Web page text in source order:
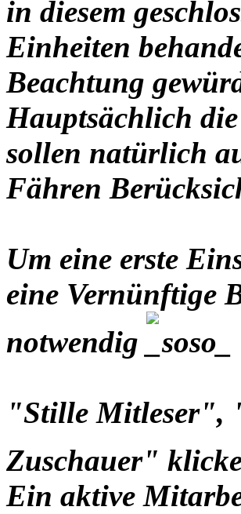
in diesem
Einheiten
Beachtung
Hauptsächlich
sollen natürlich
Fähren
Um eine erste
eine Vernünftige
notwendig
"Stille Mitleser",
Zuschauer"
Ein aktive